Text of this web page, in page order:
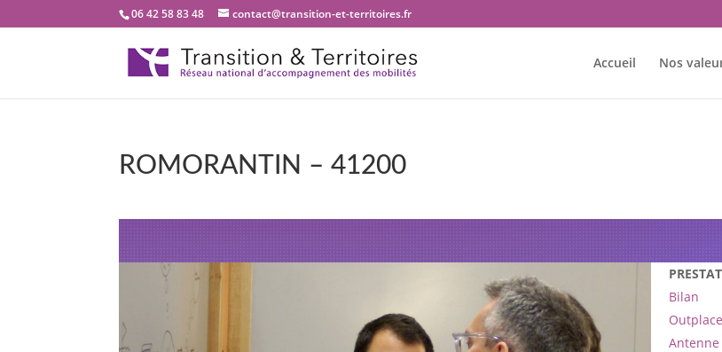
06 42 58 83 48 contact@transition-et-territoires.fr
Accueil Nos
ROMORANTIN – 41200
Bienvenue dans notre bureau Transition et
Bilan